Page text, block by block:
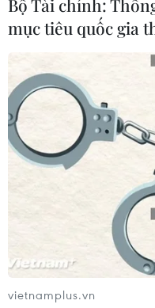
TIN CÙNG
Cần Thơ thúc đẩy
đối tác Hàn Quốc
07/08/2026 12:46
Bộ Tài chính:
mục tiêu quốc gia
vietnamplus.vn